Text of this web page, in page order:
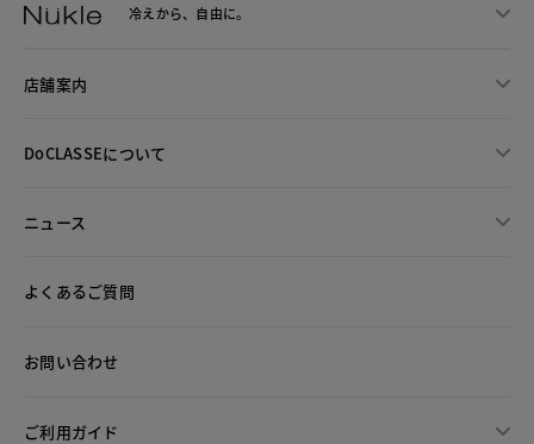
冷えから、 自由に。
店舗案内
DoCLASSEについて
ニュース
よくあるご質問
お問い合わせ
ご利用ガイド